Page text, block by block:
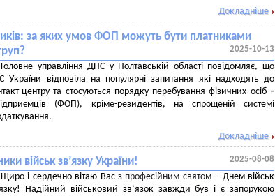
Докладніше
за яких умов ФОП можуть бути платниками
2025-10-13
Головне управління ДПС у Полтавській області повідомляє, що
України відповіла на популярні запитання які надходять до
центру та стосуються порядку перебування фізичних осіб –
(ФОП), кріме-резидентів, на спрощеній системі
Докладніше
військ зв’язку України! 2025-08-08
Щиро і сердечно вітаю Вас з професійним святом – Днем військ
Надійний військовий зв’язок завжди був і є запорукою